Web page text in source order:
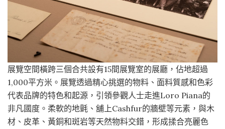
展覽空間橫跨三個合共設有15間展覽室的展廳，佔地超過
1,000平方米。展覽透過精心挑選的物料、面料質感和色彩
代表品牌的特色和起源，引領參觀人士走進Loro Piana的
非凡國度。柔軟的地氈、舖上Cashfur的牆壁等元素，與木
材、皮革、黃銅和斑岩等天然物料交錯，形成揉合亮麗色